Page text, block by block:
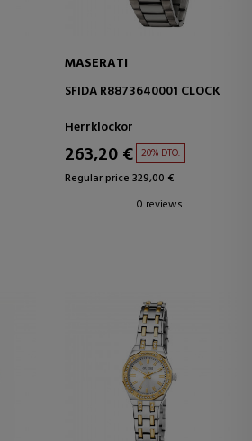
MASERATI
SFIDA R8873640001 CLOCK
Herrklockor
263,20 € 20% DTO.
Regular price 329,00 €
0 reviews